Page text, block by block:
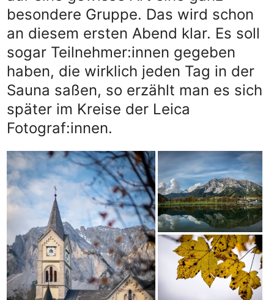
besondere Gruppe. Das wird schon
an diesem ersten Abend klar. Es soll
sogar Teilnehmer:innen gegeben
haben, die wirklich jeden Tag in der
Sauna saßen, so erzählt man es sich
später im Kreise der Leica
Fotograf:innen.